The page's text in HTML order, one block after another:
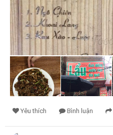
Yêu thích Bình luận